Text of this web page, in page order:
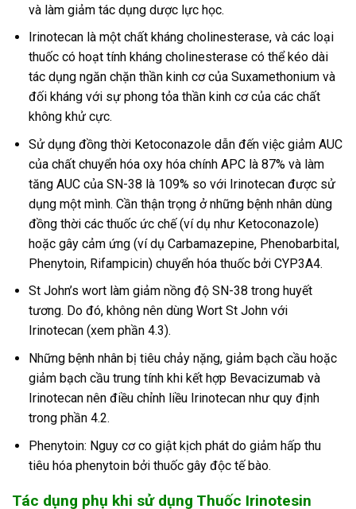
và làm giảm tác dụng dược lực học.
Irinotecan là một chất kháng cholinesterase, và các loại
thuốc có hoạt tính kháng cholinesterase có thể kéo dài
tác dụng ngăn chặn thần kinh cơ của Suxamethonium và
đối kháng với sự phong tỏa thần kinh cơ của các chất
không khử cực.
Sử dụng đồng thời Ketoconazole dẫn đến việc giảm AUC
của chất chuyển hóa oxy hóa chính APC là 87% và làm
tăng AUC của SN-38 là 109% so với Irinotecan được sử
dụng một mình. Cần thận trọng ở những bệnh nhân dùng
đồng thời các thuốc ức chế (ví dụ như Ketoconazole)
hoặc gây cảm ứng (ví dụ Carbamazepine, Phenobarbital,
Phenytoin, Rifampicin) chuyển hóa thuốc bởi CYP3A4.
St John’s wort làm giảm nồng độ SN-38 trong huyết
tương. Do đó, không nên dùng Wort St John với
Irinotecan (xem phần 4.3).
Những bệnh nhân bị tiêu chảy nặng, giảm bạch cầu hoặc
giảm bạch cầu trung tính khi kết hợp Bevacizumab và
Irinotecan nên điều chỉnh liều Irinotecan như quy định
trong phần 4.2.
Phenytoin: Nguy cơ co giật kịch phát do giảm hấp thu
tiêu hóa phenytoin bởi thuốc gây độc tế bào.
Tác dụng phụ khi sử dụng Thuốc Irinotesin